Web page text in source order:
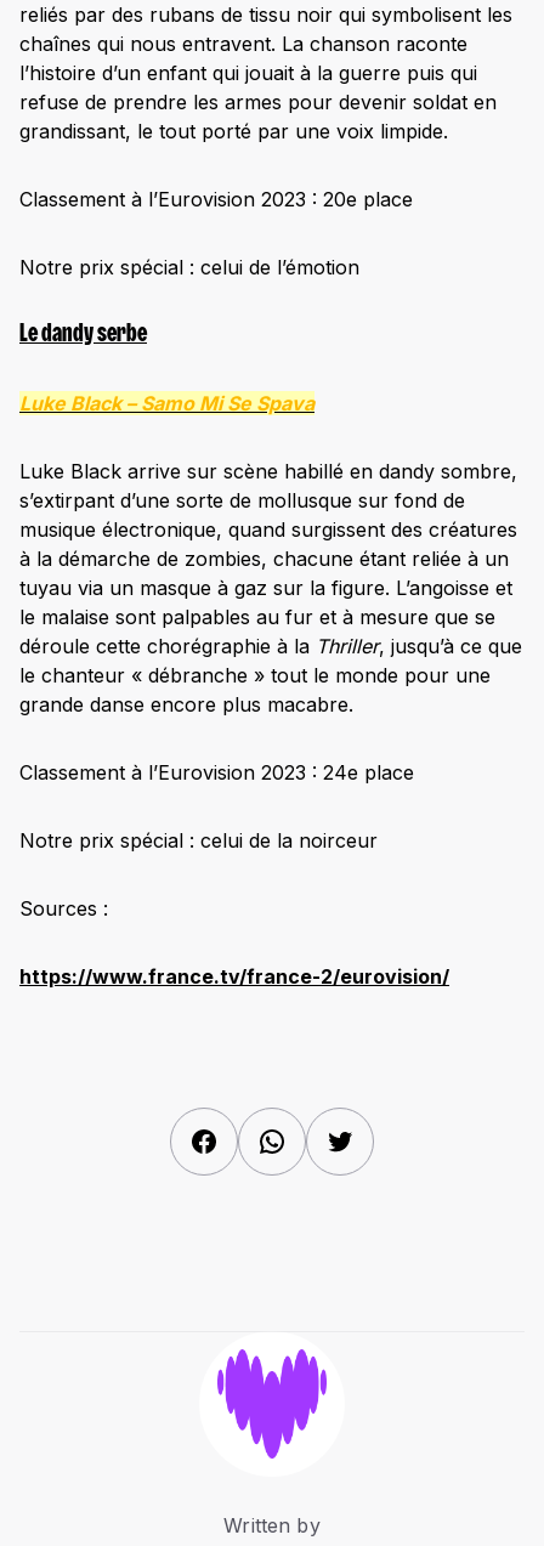
reliés par des rubans de tissu noir qui symbolisent les
chaînes qui nous entravent. La chanson raconte
l’histoire d’un enfant qui jouait à la guerre puis qui
refuse de prendre les armes pour devenir soldat en
grandissant, le tout porté par une voix limpide.
Classement à l’Eurovision 2023 : 20e place
Notre prix spécial : celui de l’émotion
Le dandy serbe
Luke Black –Samo Mi Se Spava
Luke Black arrive sur scène habillé en dandy sombre,
s’extirpant d’une sorte de mollusque sur fond de
musique électronique, quand surgissent des créatures
à la démarche de zombies, chacune étant reliée à un
tuyau via un masque à gaz sur la figure. L’angoisse et
le malaise sont palpables au fur et à mesure que se
déroule cette chorégraphie à la Thriller, jusqu’à ce que
le chanteur « débranche » tout le monde pour une
grande danse encore plus macabre.
Classement à l’Eurovision 2023 : 24e place
Notre prix spécial : celui de la noirceur
Sources :
https://www.france.tv/france-2/eurovision/
FacebookWhatsAppTwitter
Written by